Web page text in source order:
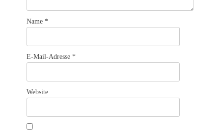
Name *
E-Mail-Adresse *
Website